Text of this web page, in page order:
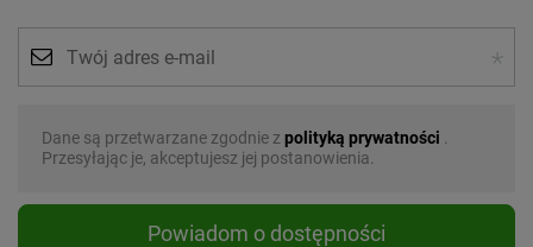
Dane są przetwarzane zgodnie zpolityką prywatności .
Przesyłając je, akceptujesz jej postanowienia.
Powiadom o dostępności